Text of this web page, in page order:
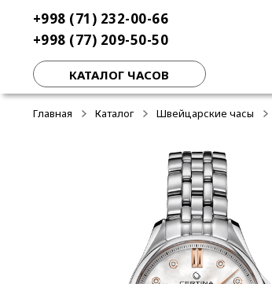
навигации
содержимому
+998 (71) 232-00-66
+998 (77) 209-50-50
КАТАЛОГ ЧАСОВ
Главная Каталог Швейцарские часы